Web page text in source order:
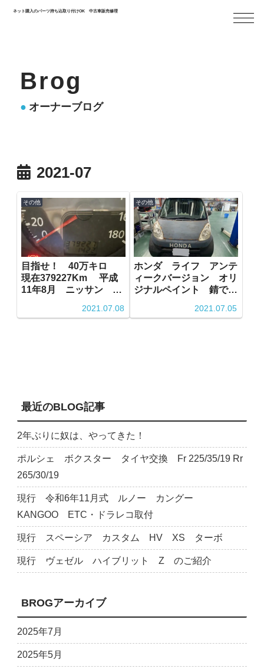
ネット購入のパーツ持ち込取り付けOK 中古車販売修理
Brog
オーナーブログ
2021-07
その他
目指せ！ 40万キロ
現在379227Km 平成
11年8月 ニッサン セ
2021.07.08
その他
ホンダ ライフ アンテ
ィークバージョン オリ
ジナルペイント 錆では
2021.07.05
最近のBLOG記事
2年ぶりに奴は、やってきた！
ポルシェ ボクスター タイヤ交換 Fr 225/35/19 Rr
265/30/19
現行 令和6年11月式 ルノー カングー
KANGOO ETC・ドラレコ取付
現行 スペーシア カスタム HV XS ターボ
現行 ヴェゼル ハイブリット Z のご紹介
BROGアーカイブ
2025年7月
2025年5月